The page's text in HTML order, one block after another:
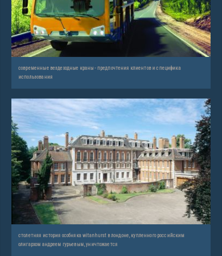
современные вездеходные краны - предпочтения клиентов и специфика
использования
столетняя история особняка witanhurst в лондоне, купленного российским
олигархом андреем гурьевым, уничтожается